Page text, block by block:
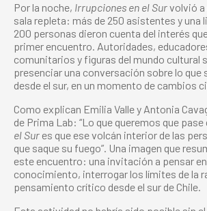
Por la noche, Irrupciones en el Survolvió a
sala repleta: más de 250 asistentes y una
200 personas dieron cuenta del interés
primer encuentro. Autoridades,
comunitarios y figuras del mundo cultural
presenciar una conversación sobre lo
desde el sur, en un momento de cambios
Como explican Emilia Valle y Antonia
de Prima Lab: “Lo que queremos que pase
el Sur es que ese volcán interior de las
que saque su fuego”. Una imagen que
este encuentro: una invitación a pensar
conocimiento, interrogar los límites de la
pensamiento crítico desde el sur de Chile.